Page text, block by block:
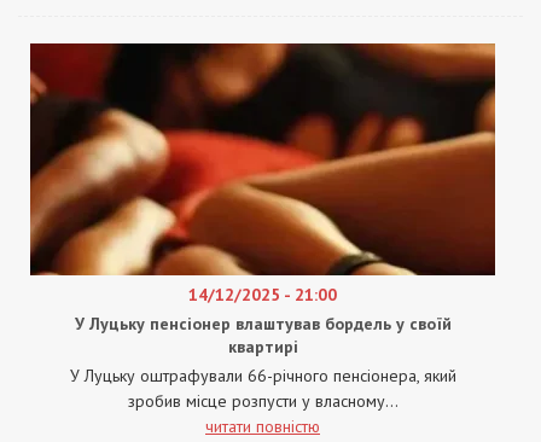
14/12/2025 - 21:00
У Луцьку пенсіонер влаштував бордель у своїй
квартирі
У Луцьку оштрафували 66-річного пенсіонера, який
зробив місце розпусти у власному...
читати повністю